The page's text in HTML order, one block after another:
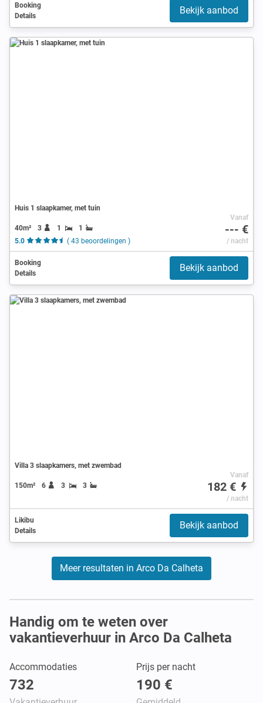
Booking
Details
Bekijk aanbod
Huis 1 slaapkamer, met tuin
40m² 3 1
1
5.0
( 43 beoordelingen )
Vanaf
--- €
/ nacht
Booking
Details
Bekijk aanbod
Villa 3 slaapkamers, met zwembad
150m² 6 3 3
Vanaf
182 €
/ nacht
Likibu
Details
Bekijk aanbod
Meer resultaten in Arco Da Calheta
Handig om te weten over
vakantieverhuur in Arco Da Calheta
Accommodaties
732
Prijs per nacht
190 €